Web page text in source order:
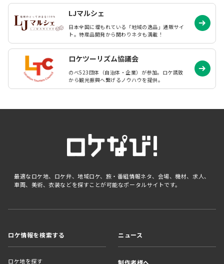
LJマルシェ
日本全国に埋もれている「地域の逸品」通販サイ
ト。特産品開発から関わりネタも満載！
ロケツーリズム協議会
のべ523団体（自治体・企業）が参加。ロケ誘致
から観光振興へ繋げるノウハウを提供。
最適なロケ地、ロケ弁、地域ロケ、旅・番組情報ネタ、会場、機材、求人、
車両、美術、衣装などを探すことが可能なポータルサイトです。
ロケ情報を検索する
ロケ地を探す
ニュース